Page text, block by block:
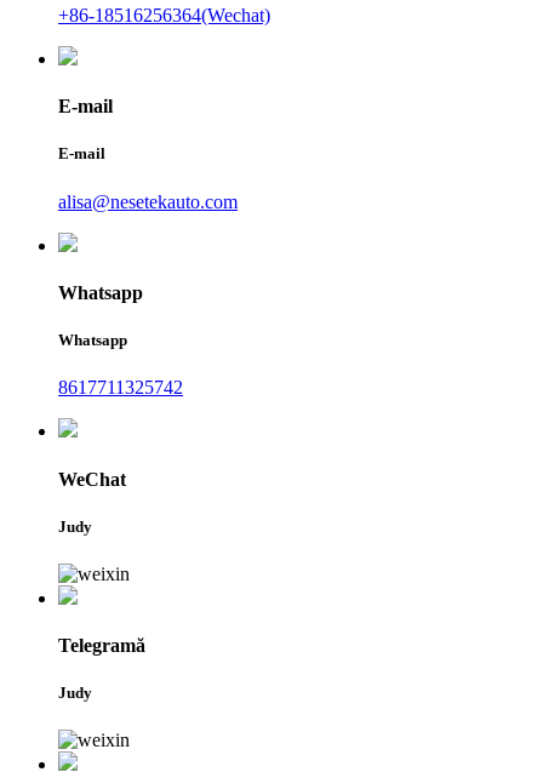
+86-18516256364(Wechat)
E-mail
E-mail
alisa@nesetekauto.com
Whatsapp
Whatsapp
8617711325742
WeChat
Judy
Telegramă
Judy